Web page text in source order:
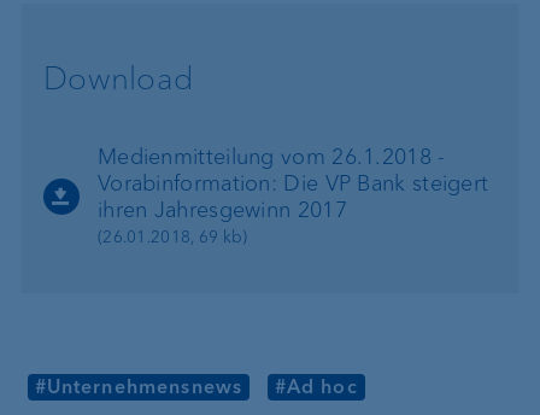
Download
Medienmitteilung vom 26.1.2018 -
Vorabinformation: Die VP Bank steigert
ihren Jahresgewinn 2017
(26.01.2018, 69 kb)
#Unternehmensnews #Ad hoc